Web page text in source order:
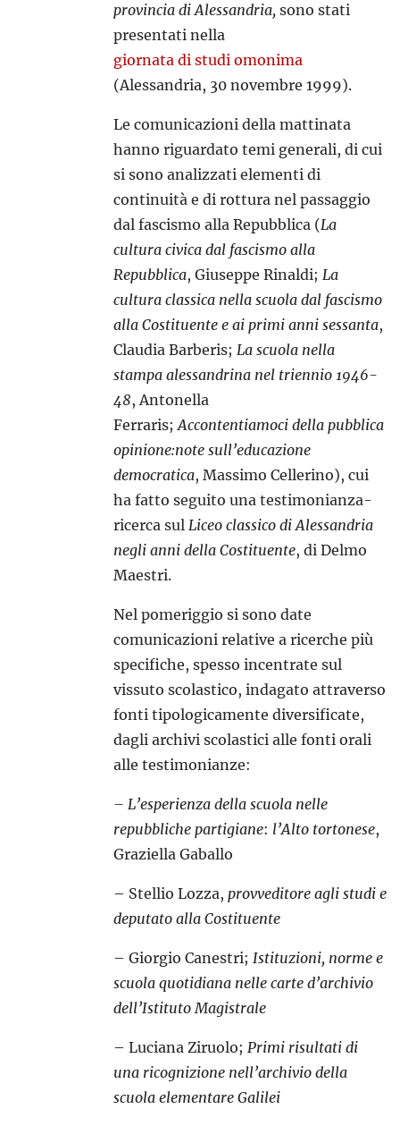
provincia di Alessandria, sono stati
presentati nella
giornata di studi omonima
(Alessandria, 30 novembre 1999).
Le comunicazioni della mattinata
hanno riguardato temi generali, di cui
si sono analizzati elementi di
continuità e di rottura nel passaggio
dal fascismo alla Repubblica (La
cultura civica dal fascismo alla
Repubblica, Giuseppe Rinaldi; La
cultura classica nella scuola dal fascismo
alla Costituente e ai primi anni sessanta,
Claudia Barberis; La scuola nella
stampa alessandrina nel triennio 1946-
48, Antonella
Ferraris;Accontentiamoci della pubblica
opinione:note sull’educazione
democratica, Massimo Cellerino), cui
ha fatto seguito una testimonianza-
ricerca sul Liceo classico di Alessandria
negli anni della Costituente, di Delmo
Maestri.
Nel pomeriggio si sono date
comunicazioni relative a ricerche più
specifiche, spesso incentrate sul
vissuto scolastico, indagato attraverso
fonti tipologicamente diversificate,
dagli archivi scolastici alle fonti orali
alle testimonianze:
– L’esperienza della scuola nelle
repubbliche partigiane: l’Alto tortonese,
Graziella Gaballo
– Stellio Lozza, provveditore agli studi e
deputato alla Costituente
– Giorgio Canestri; Istituzioni, norme e
scuola quotidiana nelle carte d’archivio
dell’Istituto Magistrale
– Luciana Ziruolo; Primi risultati di
una ricognizione nell’archivio della
scuola elementare Galilei